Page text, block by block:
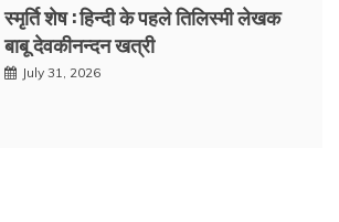
स्मृर्ति शेष : हिन्दी के पहले तिलिस्मी लेखक
बाबू देवकीनन्दन खत्री
July 31, 2026